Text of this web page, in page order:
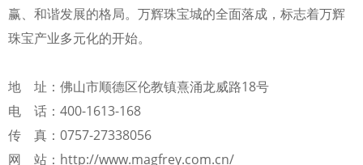
赢、和谐发展的格局。万辉珠宝城的全面落成，标志着万辉
珠宝产业多元化的开始。
地 址：佛山市顺德区伦教镇熹涌龙威路18号
电 话：400-1613-168
传 真：0757-27338056
网 站：http://www.magfrey.com.cn/